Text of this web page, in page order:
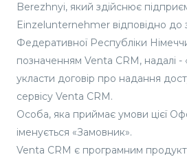
Berezhnyi, який здійснює
Einzelunternehmer відповідно до
Федеративної Республіки
позначенням Venta CRM, надалі -
укласти договір про надання
сервісу Venta CRM.
Особа, яка приймає умови цієї
іменується «Замовник».
Venta CRM є програмним